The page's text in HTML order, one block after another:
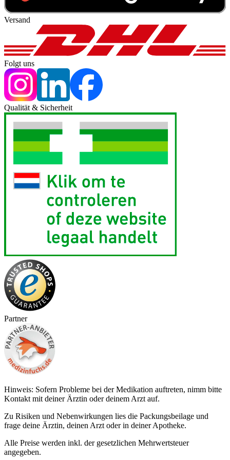
Versand
Folgt uns
Qualität & Sicherheit
Partner
Hinweis: Sofern Probleme bei der Medikation auftreten, nimm bitte
Kontakt mit deiner Ärztin oder deinem Arzt auf.
Zu Risiken und Nebenwirkungen lies die Packungsbeilage und
frage deine Ärztin, deinen Arzt oder in deiner Apotheke.
Alle Preise werden inkl. der gesetzlichen Mehrwertsteuer
angegeben.